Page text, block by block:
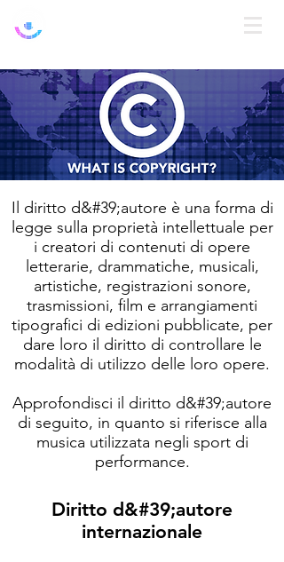
Il diritto d&#39;autore è una forma di
legge sulla proprietà intellettuale per
i creatori di contenuti di opere
letterarie, drammatiche, musicali,
artistiche, registrazioni sonore,
trasmissioni, film e arrangiamenti
tipografici di edizioni pubblicate, per
dare loro il diritto di controllare le
modalità di utilizzo delle loro opere.
Approfondisci il diritto d&#39;autore
di seguito, in quanto si riferisce alla
musica utilizzata negli sport di
performance.
Diritto d&#39;autore
internazionale